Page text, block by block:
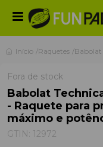
Início Raquetes Babolat
Fora de stock
Babolat
- Raquete para
máximo e
GTIN: 12972